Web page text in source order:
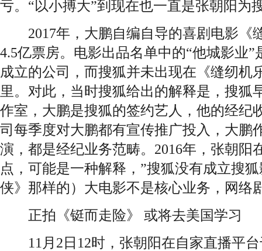
亏。“以小搏大”到现在也一直是张朝阳为
2017年，大鹏自编自导的喜剧电影《
4.5亿票房。电影出品名单中的“他城影业”
成立的公司，而搜狐并未出现在《缝纫机
里。对此，当时搜狐给出的解释是，搜狐
作室，大鹏是搜狐的签约艺人，他的经纪
司每季度对大鹏都有宣传推广投入，大鹏
演，都是经纪业务范畴。2016年，张朝阳
点，可能是一种解释，”搜狐没有成立搜
侠》那样的）大电影不是核心业务，网络
正拍《铤而走险》 或将去美国学习
11月2日12时，张朝阳在自家直播平台